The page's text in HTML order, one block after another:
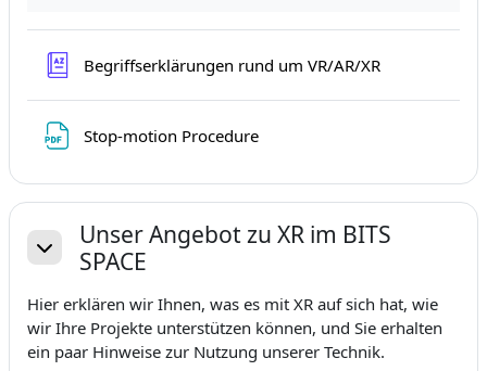
Begriffserklärungen rund um VR/AR/XRRječnik
Stop-motion Procedure
Sažmi
Unser Angebot zu XR im BITS
SPACE
Hier erklären wir Ihnen, was es mit XR auf sich hat, wie
wir Ihre Projekte unterstützen können, und Sie erhalten
ein paar Hinweise zur Nutzung unserer Technik.